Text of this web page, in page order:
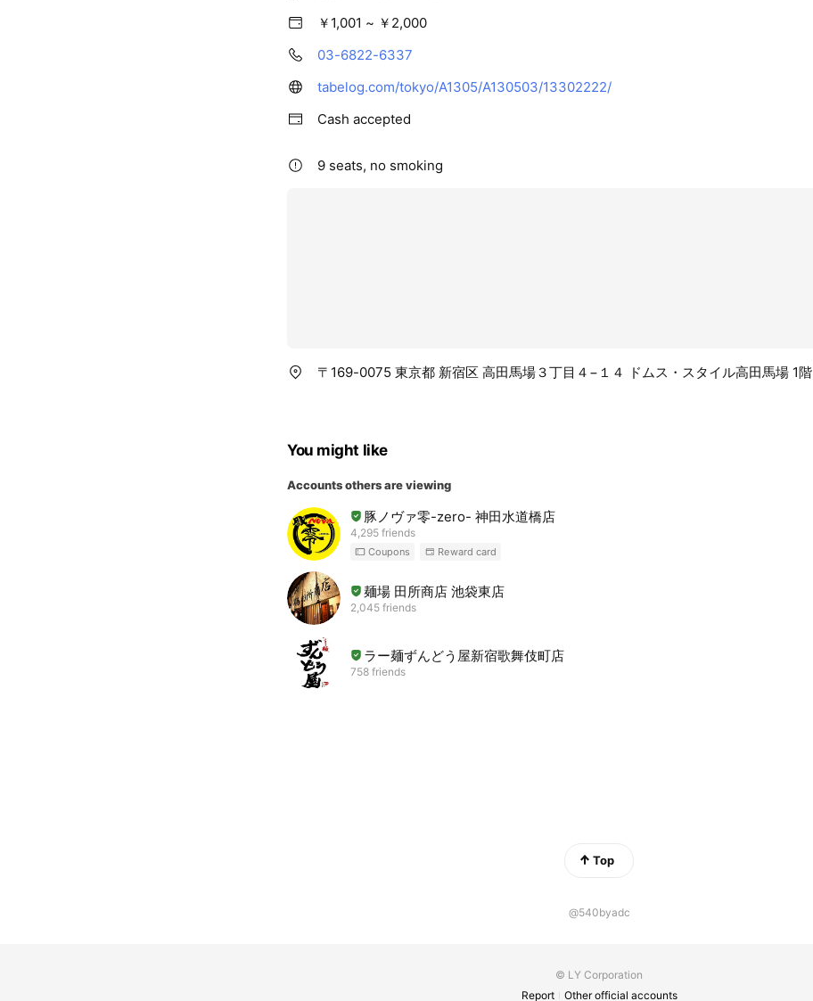
￥1,001 ~ ￥2,000
03-6822-6337
tabelog.com/tokyo/A1305/A130503/13302222/
Cash accepted
9 seats, no smoking
〒169-0075 東京都 新宿区 高田馬場３丁目４−１４ ドムス・スタイル高田馬場 1階
You might like
Accounts others are viewing
豚ノヴァ零-zero- 神田水道橋店
4,295 friends
Coupons Reward card
麺場 田所商店 池袋東店
2,045 friends
ラー麺ずんどう屋新宿歌舞伎町店
758 friends
Top
@540byadc
© LY Corporation
Report
Other official accounts